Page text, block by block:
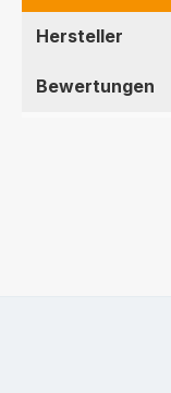
Hersteller
Bewertungen